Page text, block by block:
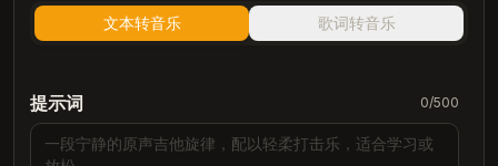
文本转音乐 歌词转音乐
提示词 0/500